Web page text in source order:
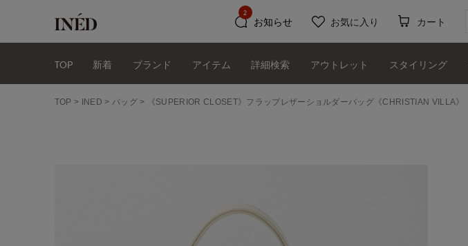
お知らせ
2
お気に入り カート
TOP 新着 ブランド アイテム 詳細検索 アウトレット スタイリング
TOP INED バッグ 《SUPERIOR CLOSET》フラップレザーショルダーバッグ《CHRISTIAN VILLA》